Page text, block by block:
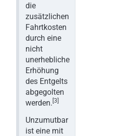
die
zusätzlichen
Fahrtkosten
durch eine
nicht
unerhebliche
Erhöhung
des Entgelts
abgegolten
werden. [3]
Unzumutbar
ist eine mit